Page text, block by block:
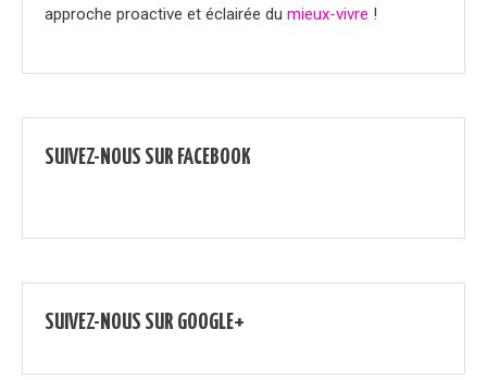
approche proactive et éclairée du mieux-vivre !
SUIVEZ-NOUS SUR FACEBOOK
SUIVEZ-NOUS SUR GOOGLE+